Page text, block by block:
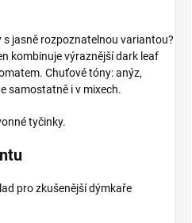
jasně rozpoznatelnou variantou?
kombinuje výraznější dark leaf
Chuťové tóny: anýz,
samostatně i v mixech.
tyčinky.
pro zkušenější dýmkaře